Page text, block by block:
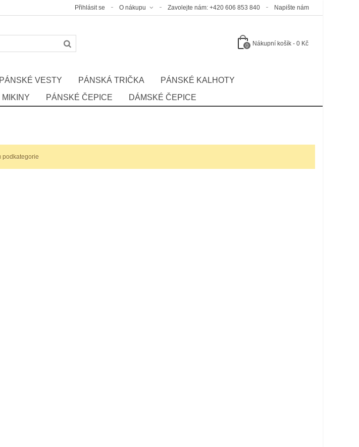
Napište nám
Zavolejte nám: +420 606 853 840
O nákupu
Přihlásit se
0 Nákupní košík - 0 Kč
PÁNSKÉ VESTY PÁNSKÁ TRIČKA
PÁNSKÉ KALHOTY
MIKINY PÁNSKÉ ČEPICE DÁMSKÉ ČEPICE
podkategorie